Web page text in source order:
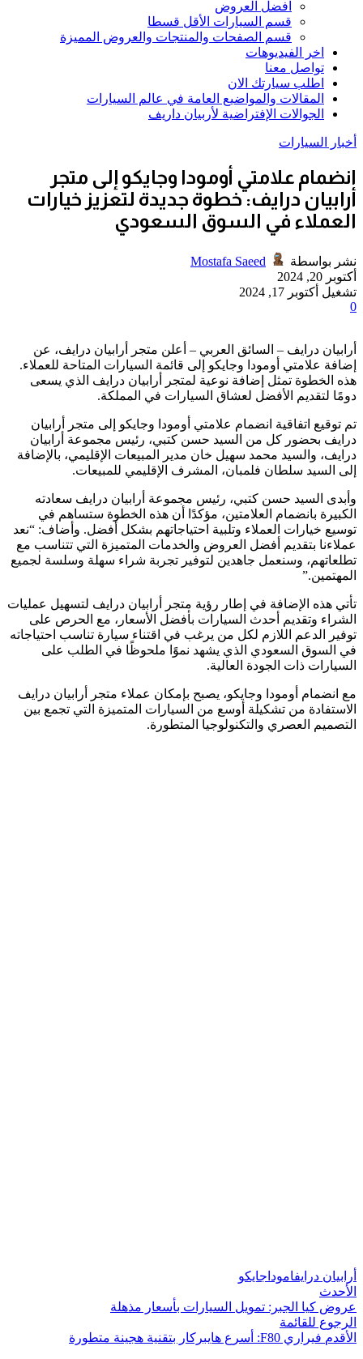
افضل العروض
قسم السيارات الأقل قسطا
قسم الصفحات والمنتجات والعروض المميزة
اخر الفيديوهات
تواصل معنا
اطلب سيارتك الان
المقالات والمواضيع العامة في عالم السيارات
الجوالات الإفتراضية لأربيان داريف
أخبار السيارات
انضمام علامتي أومودا وجايكو إلى متجر
أرابيان درايف: خطوة جديدة لتعزيز خيارات
العملاء في السوق السعودي
نشر بواسطة
Mostafa Saeed
أكتوبر 20, 2024
تشغيل أكتوبر 17, 2024
0
أرابيان درايف – السائق العربي – أعلن متجر أرابيان درايف، عن
إضافة علامتي أومودا وجايكو إلى قائمة السيارات المتاحة للعملاء.
هذه الخطوة تمثل إضافة نوعية لمتجر أرابيان درايف الذي يسعى
دومًا لتقديم الأفضل لعشاق السيارات في المملكة.
تم توقيع اتفاقية انضمام علامتي أومودا وجايكو إلى متجر أرابيان
درايف بحضور كل من السيد حسن كتبي، رئيس مجموعة أرابيان
درايف، والسيد محمد سهيل خان مدير المبيعات الإقليمي، بالإضافة
إلى السيد سلطان فلمبان، المشرف الإقليمي للمبيعات.
وأبدى السيد حسن كتبي، رئيس مجموعة أرابيان درايف سعادته
الكبيرة بانضمام العلامتين، مؤكدًا أن هذه الخطوة ستساهم في
توسيع خيارات العملاء وتلبية احتياجاتهم بشكل أفضل. وأضاف: “نعد
عملاءنا بتقديم أفضل العروض والخدمات المتميزة التي تتناسب مع
تطلعاتهم، وسنعمل جاهدين لتوفير تجربة شراء سهلة وسلسة لجميع
المهتمين.”
تأتي هذه الإضافة في إطار رؤية متجر أرابيان درايف لتسهيل عمليات
الشراء وتقديم أحدث السيارات بأفضل الأسعار، مع الحرص على
توفير الدعم اللازم لكل من يرغب في اقتناء سيارة تناسب احتياجاته
في السوق السعودي الذي يشهد نموًا ملحوظًا في الطلب على
السيارات ذات الجودة العالية.
مع انضمام أومودا وجايكو، يصبح بإمكان عملاء متجر أرابيان درايف
الاستفادة من تشكيلة أوسع من السيارات المتميزة التي تجمع بين
التصميم العصري والتكنولوجيا المتطورة.
أرابيان درايفامودا جايكو
الأحدث
عروض كيا الجبر: تمويل السيارات بأسعار مذهلة
الرجوع للقائمة
الأقدم فيراري F80: أسرع هايبركار بتقنية هجينة متطورة